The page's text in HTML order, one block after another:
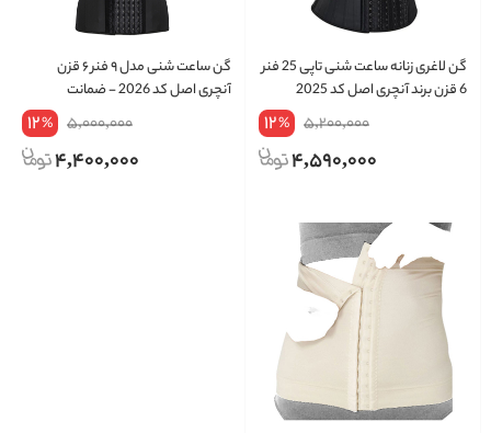
گن لاغری زنانه ساعت شنی تاپی 25 فنر
6 قزن برند آنچری اصل کد 2025
5,200,000
12%
4,590,000
گن ساعت شنی مدل ۹ فنر ۶ قزن
آنچری اصل کد 2026 - ضمانت
5,000,000
12%
4,400,000